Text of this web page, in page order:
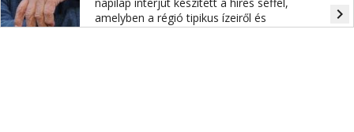
amelyben a régió tipikus ízeiről és
hozzávalóiról beszél.
navigate_next